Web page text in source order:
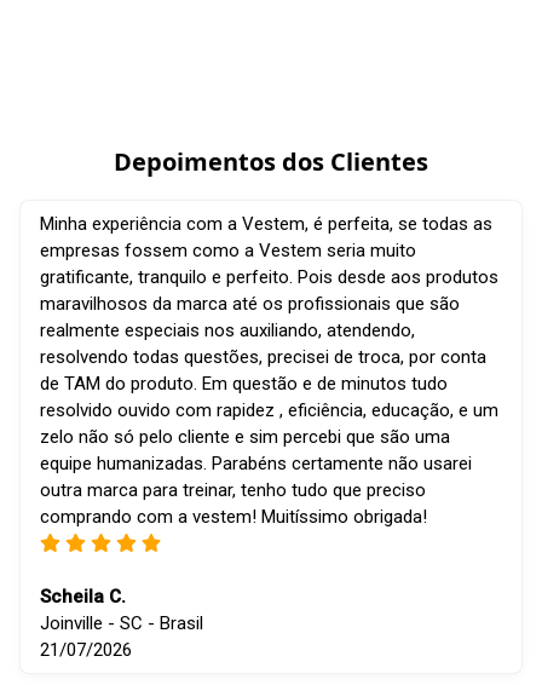
Depoimentos dos Clientes
Minha experiência com a Vestem, é perfeita, se todas as
empresas fossem como a Vestem seria muito
gratificante, tranquilo e perfeito. Pois desde aos produtos
maravilhosos da marca até os profissionais que são
realmente especiais nos auxiliando, atendendo,
resolvendo todas questões, precisei de troca, por conta
de TAM do produto. Em questão e de minutos tudo
resolvido ouvido com rapidez , eficiência, educação, e um
zelo não só pelo cliente e sim percebi que são uma
equipe humanizadas. Parabéns certamente não usarei
outra marca para treinar, tenho tudo que preciso
comprando com a vestem! Muitíssimo obrigada!
Scheila C.
Joinville - SC - Brasil
21/07/2026